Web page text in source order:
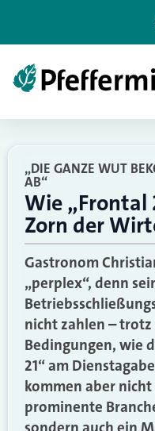
„DIE GANZE WUT
AB“
Wie „Frontal
Zorn der
Gastronom
„perplex“, denn
nicht zahlen –
Bedingungen, wie
21“ am
kommen aber
prominente